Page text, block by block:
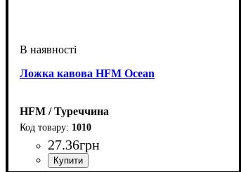
Ложка кавова HFM Ocean
HFM / Туреччина
1010
27.36грн